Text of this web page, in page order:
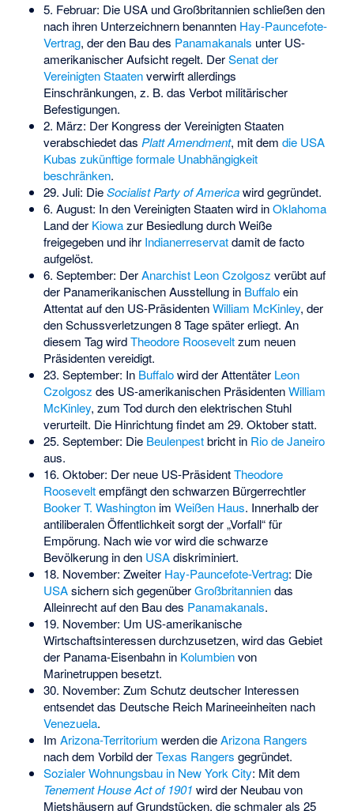
5. Februar: Die USA und Großbritannien schließen den
nach ihren Unterzeichnern benannten Hay-Pauncefote-
Vertrag, der den Bau des Panamakanals unter US-
amerikanischer Aufsicht regelt. DerSenat der
Vereinigten Staatenverwirft allerdings
Einschränkungen, z. B. das Verbot militärischer
Befestigungen.
2. März: Der Kongress der Vereinigten Staaten
verabschiedet das Platt Amendment, mit dem die USA
Kubas zukünftige formale Unabhängigkeit
beschränken.
29. Juli: DieSocialist Party of Americawird gegründet.
6. August: In den Vereinigten Staaten wird inOklahoma
Land der Kiowazur Besiedlung durch Weiße
freigegeben und ihr Indianerreservatdamit de facto
aufgelöst.
6. September: DerAnarchist Leon Czolgosz verübt auf
der Panamerikanischen Ausstellung in Buffaloein
Attentat auf den US-PräsidentenWilliam McKinley, der
den Schussverletzungen 8 Tage später erliegt. An
diesem Tag wirdTheodore Rooseveltzum neuen
Präsidenten vereidigt.
23. September: In Buffalowird der Attentäter Leon
Czolgosz des US-amerikanischen PräsidentenWilliam
McKinley, zum Tod durch den elektrischen Stuhl
verurteilt. Die Hinrichtung findet am 29. Oktober statt.
25. September: Die Beulenpestbricht in Rio de Janeiro
aus.
16. Oktober: Der neue US-PräsidentTheodore
Rooseveltempfängt den schwarzen Bürgerrechtler
Booker T. Washingtonim Weißen Haus. Innerhalb der
antiliberalen Öffentlichkeit sorgt der „Vorfall“ für
Empörung. Nach wie vor wird die schwarze
Bevölkerung in den USAdiskriminiert.
18. November: Zweiter Hay-Pauncefote-Vertrag: Die
USAsichern sich gegenüberGroßbritanniendas
Alleinrecht auf den Bau des Panamakanals.
19. November: Um US-amerikanische
Wirtschaftsinteressen durchzusetzen, wird das Gebiet
der Panama-Eisenbahn in Kolumbienvon
Marinetruppen besetzt.
30. November: Zum Schutz deutscher Interessen
entsendet das Deutsche Reich Marineeinheiten nach
Venezuela.
Im Arizona-Territorium werden dieArizona Rangers
nach dem Vorbild derTexas Rangers gegründet.
Sozialer Wohnungsbau in New York City: Mit dem
Tenement House Act of 1901 wird der Neubau von
Mietshäusern auf Grundstücken, die schmaler als 25